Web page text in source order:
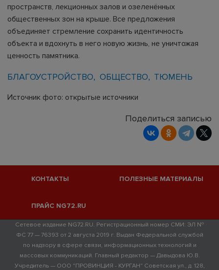
пространств, лекционных залов и озеленённых
общественных зон на крыше. Все предложения
объединяет стремление сохранить идентичность
объекта и вдохнуть в него новую жизнь, не уничтожая
ценность памятника.
БЛАГОУСТРОЙСТВО ОБЩЕСТВО ТЮМЕНЬ
Источник фото: открытые источники
Поделиться записью
КОНТАКТЫ ПОЛЕЗНЫЕ МАТЕРИАЛЫ
ПРАЙС NG72.RU
Сетевое издание NG72.RU. Регистрационный номер СМИ: ЭЛ №
ФС 77 — 76393 от 2 августа 2019 г. Выдан Федеральной службой
по надзору в сфере связи, информационных технологий и
массовых коммуникаций. Главный редактор — Давыдова Ю.В.
Учредитель — ООО "ПРОВИНЦИЯ - КУРГАН" Советская ул., д. 128,